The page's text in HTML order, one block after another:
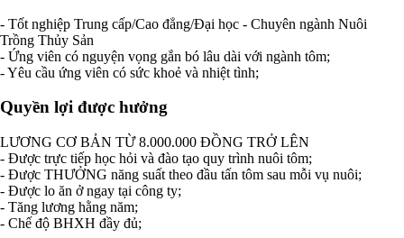
- Tốt nghiệp Trung cấp/Cao đẳng/Đại học - Chuyên ngành Nuôi
Trồng Thủy Sản
- Ứng viên có nguyện vọng gắn bó lâu dài với ngành tôm;
- Yêu cầu ứng viên có sức khoẻ và nhiệt tình;
Quyền lợi được hưởng
LƯƠNG CƠ BẢN TỪ 8.000.000 ĐỒNG TRỞ LÊN
- Được trực tiếp học hỏi và đào tạo quy trình nuôi tôm;
- Được THƯỞNG năng suất theo đầu tấn tôm sau mỗi vụ nuôi;
- Được lo ăn ở ngay tại công ty;
- Tăng lương hằng năm;
- Chế độ BHXH đầy đủ;